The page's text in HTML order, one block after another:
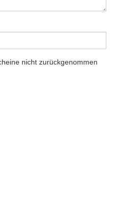
nicht zurückgenommen